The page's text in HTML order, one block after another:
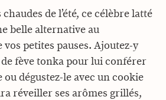
de l’été, ce célèbre latté
belle alternative au
petites pauses. Ajoutez-y
fève tonka pour lui conférer
dégustez-le avec un cookie
réveiller ses arômes grillés,